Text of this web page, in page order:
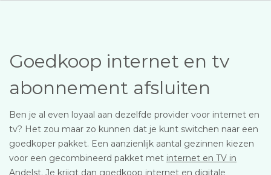
Goedkoop internet en tv
abonnement afsluiten
Ben je al even loyaal aan dezelfde provider voor internet en
tv? Het zou maar zo kunnen dat je kunt switchen naar een
goedkoper pakket. Een aanzienlijk aantal gezinnen kiezen
voor een gecombineerd pakket met internet en TV in
Andelst. Je krijgt dan goedkoop internet en digitale